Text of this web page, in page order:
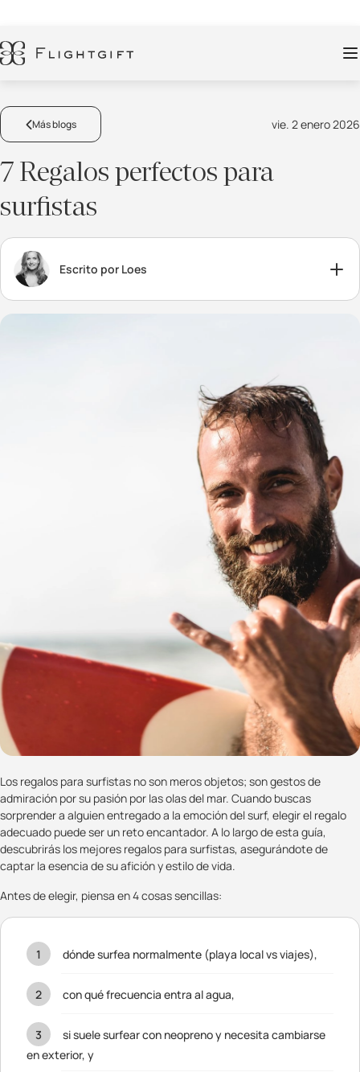
Más blogs vie. 2 enero 2026
7 Regalos perfectos para
surfistas
Escrito por Loes
Los regalos para surfistas no son meros objetos; son gestos de
admiración por su pasión por las olas del mar. Cuando buscas
sorprender a alguien entregado a la emoción del surf, elegir el regalo
adecuado puede ser un reto encantador. A lo largo de esta guía,
descubrirás los mejores regalos para surfistas, asegurándote de
captar la esencia de su afición y estilo de vida.
Antes de elegir, piensa en 4 cosas sencillas:
dónde surfea normalmente (playa local vs viajes),
con qué frecuencia entra al agua,
si suele surfear con neopreno y necesita cambiarse
en exterior, y